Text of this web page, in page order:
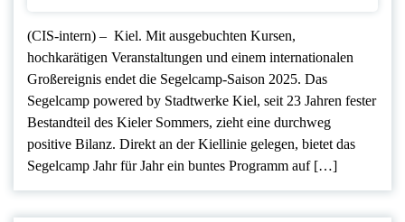
(CIS-intern) – Kiel. Mit ausgebuchten Kursen,
hochkarätigen Veranstaltungen und einem internationalen
Großereignis endet die Segelcamp-Saison 2025. Das
Segelcamp powered by Stadtwerke Kiel, seit 23 Jahren fester
Bestandteil des Kieler Sommers, zieht eine durchweg
positive Bilanz. Direkt an der Kiellinie gelegen, bietet das
Segelcamp Jahr für Jahr ein buntes Programm auf […]